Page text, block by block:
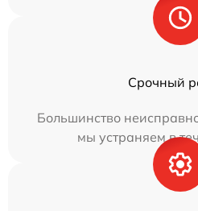
Срочный
Большинство
мы устраняем в